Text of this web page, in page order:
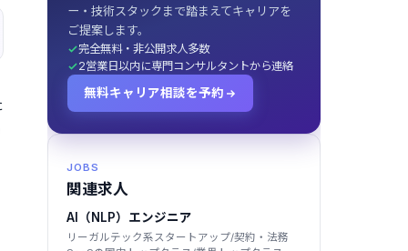
ー・技術スタックまで踏まえてキャリアを
ご提案します。
完全無料・非公開求人多数
2営業日以内に専門コンサルタントから連絡
無料キャリア相談を予約
JOBS
関連求人
AI（NLP）エンジニア
リーガルテック系スタートアップ/契約・法務